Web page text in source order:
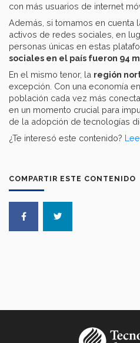
COMPARTIR ESTE CONTENIDO
con más usuarios de internet
Además, si tomamos en cuenta
activos de redes sociales, en
personas únicas en estas
sociales en el país fueron 94
En el mismo tenor, la región
excepción. Con una economía
población cada vez más
en un momento crucial para
de la adopción de tecnologías
¿Te interesó este contenido?